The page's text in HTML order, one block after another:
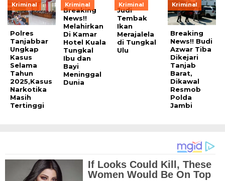
Kriminal
Polres
Tanjabbar
Ungkap
Kasus
Selama
Tahun
2025,Kasus
Narkotika
Masih
Tertinggi
Kriminal
Breaking
News!!
Melahirkan
Di Kamar
Hotel Kuala
Tungkal
Ibu dan
Bayi
Meninggal
Dunia
Kriminal
Judi
Tembak
Ikan
Merajalela
di Tungkal
Ulu
Kriminal
Breaking
News!! Budi
Azwar Tiba
Dikejari
Tanjab
Barat,
Dikawal
Resmob
Polda
Jambi